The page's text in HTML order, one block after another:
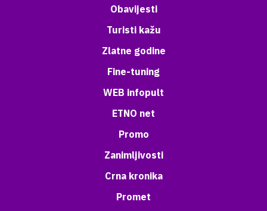
Obavijesti
Turisti kažu
Zlatne godine
Fine-tuning
WEB infopult
ETNO net
Promo
Zanimljivosti
Crna kronika
Promet